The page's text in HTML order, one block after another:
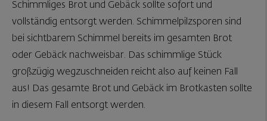
Schimmliges Brot und Gebäck sollte sofort und
vollständig entsorgt werden. Schimmelpilzsporen sind
bei sichtbarem Schimmel bereits im gesamten Brot
oder Gebäck nachweisbar. Das schimmlige Stück
großzügig wegzuschneiden reicht also auf keinen Fall
aus! Das gesamte Brot und Gebäck im Brotkasten sollte
in diesem Fall entsorgt werden.